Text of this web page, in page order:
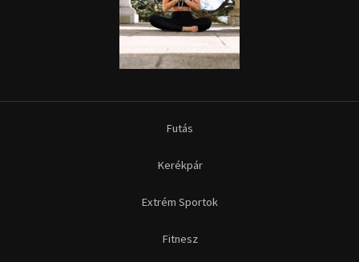
Futás
Kerékpár
Extrém Sportok
Fitnesz